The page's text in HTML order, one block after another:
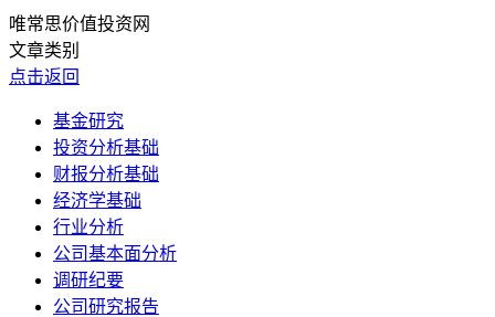
唯常思价值投资网
文章类别
点击返回
基金研究
投资分析基础
财报分析基础
经济学基础
行业分析
公司基本面分析
调研纪要
公司研究报告